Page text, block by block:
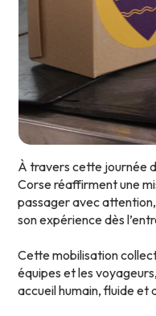
À travers cette journée
Corse réaffirment une
passager avec
son expérience dès
Cette mobilisation
équipes et les
accueil humain, fluide et